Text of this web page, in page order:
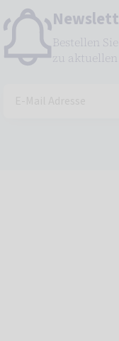
Bestellen
zu